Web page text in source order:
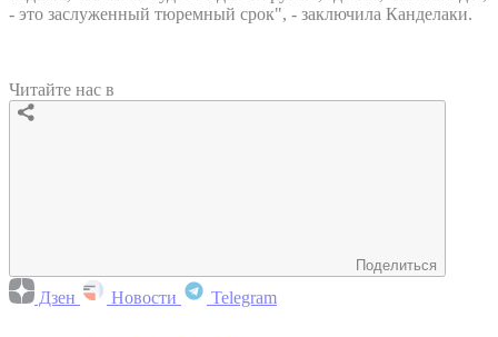
- это заслуженный тюремный срок", - заключила Канделаки.
Читайте нас в
Поделиться
Дзен Новости Telegram